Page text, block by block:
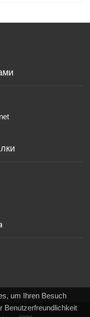
um Ihren Besuch
Benutzerfreundlichkeit